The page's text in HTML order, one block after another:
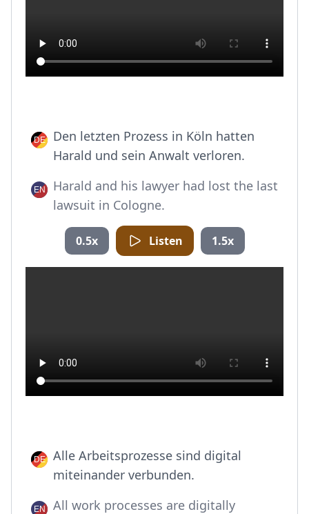
Den letzten Prozess in Köln hatten
Harald und sein Anwalt verloren.
Harald and his lawyer had lost the last
lawsuit in Cologne.
0.5x Listen 1.5x
Alle Arbeitsprozesse sind digital
miteinander verbunden.
All work processes are digitally